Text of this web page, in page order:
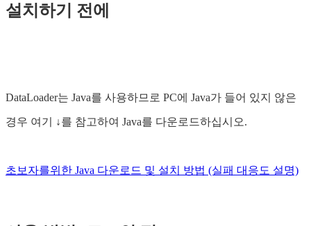
설치하기 전에
DataLoader는 Java를 사용하므로 PC에 Java가 들어 있지 않은
경우 여기 ↓를 참고하여 Java를 다운로드하십시오.
초보자를위한 Java 다운로드 및 설치 방법 (실패 대응도 설명)